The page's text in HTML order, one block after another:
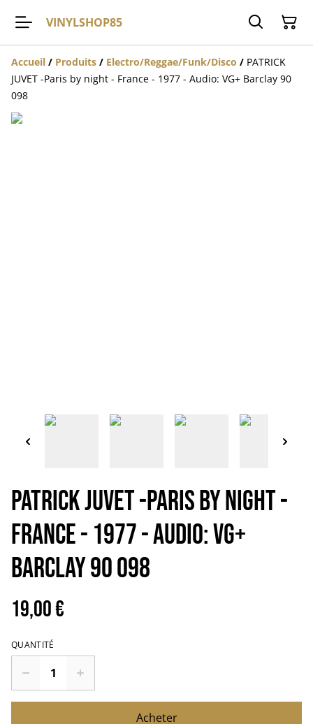
VINYLSHOP85
Accueil / Produits / Electro/Reggae/Funk/Disco / PATRICK
JUVET -Paris by night - France - 1977 - Audio: VG+ Barclay 90
098
PATRICK JUVET -Paris by night -
France - 1977 - Audio: VG+
Barclay 90 098
19,00 €
QUANTITÉ
Acheter